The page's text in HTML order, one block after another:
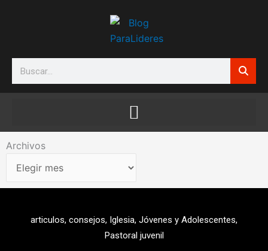
Search
Archivos
Archivos
articulos, consejos, Iglesia, Jóvenes y Adolescentes,
Pastoral juvenil